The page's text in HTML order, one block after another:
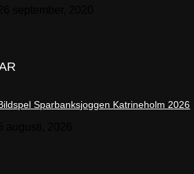
Sparbanksjoggen Katrineholm 2026